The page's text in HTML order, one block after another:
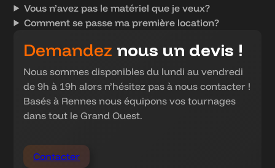
Vous n’avez pas le matériel que je veux?
Comment se passe ma première location?
Demandez nous un devis !
Nous sommes disponibles du lundi au vendredi
de 9h à 19h alors n’hésitez pas à nous contacter !
Basés à Rennes nous équipons vos tournages
dans tout le Grand Ouest.
Contacter